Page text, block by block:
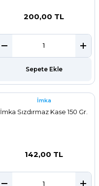
200,00 TL
Sepete Ekle
İmka
İmka Sızdırmaz Kase 150 Gr.
142,00 TL